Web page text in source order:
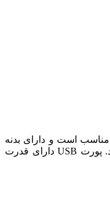
است و دارای بدنه
ای چوبی برای وضوح بهتر صدا می باشد. پورت USB دارای قدرت